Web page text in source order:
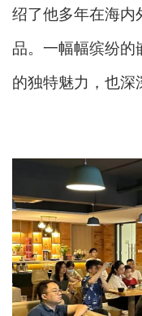
绍了他多年在海内
品。一幅幅缤纷的
的独特魅力，也深